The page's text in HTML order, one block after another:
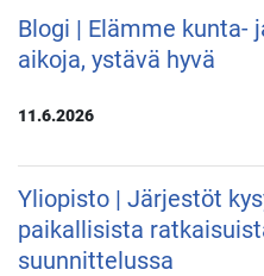
Blogi | Elämme kunta-
aikoja, ystävä hyvä
11.6.2026
Yliopisto | Järjestöt
paikallisista
suunnittelussa